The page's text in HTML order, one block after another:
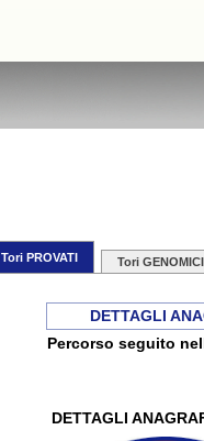
Tori PROVATI Tori GENOMICI
DETTAGLI
Percorso seguito
DETTAGLI